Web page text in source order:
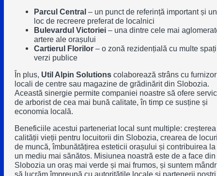
Parcul Central– un punct de referință important și un
loc de recreere preferat de localnici
Bulevardul Victoriei– una dintre cele mai
artere ale orașului
Cartierul Florilor– o zonă rezidențială cu multe
verzi publice
În plus, Util Alpin Solutionscolaborează strâns cu
locali de centre sau magazine de grădinărit din Slobozia.
Această sinergie permite companiei noastre să ofere
de arborist de cea mai bună calitate, în timp ce susține și
economia locală.
Beneficiile acestui parteneriat local sunt multiple: creșterea
calității vieții pentru locuitorii din Slobozia, crearea de
de muncă, îmbunătățirea esteticii orașului și contribuirea la
un mediu mai sănătos. Misiunea noastră este de a face din
Slobozia un oraș mai verde și mai frumos, și suntem
să lucrăm împreună cu autoritățile locale și partenerii noștri